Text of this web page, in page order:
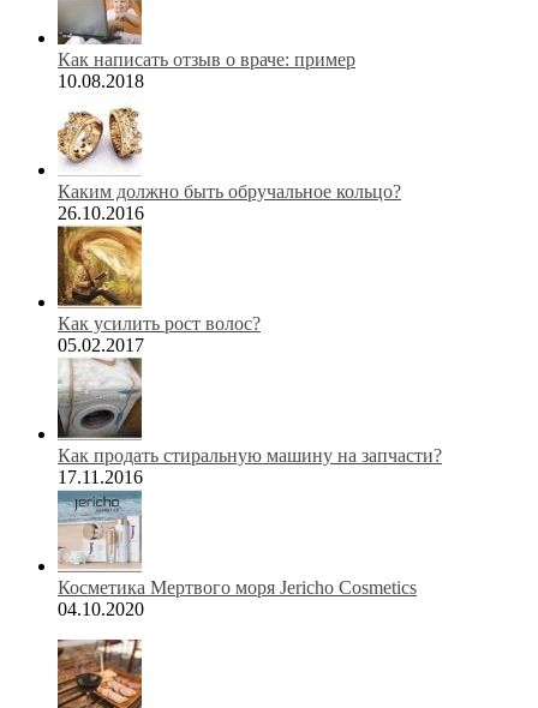
Как написать отзыв о враче: пример
10.08.2018
Каким должно быть обручальное кольцо?
26.10.2016
Как усилить рост волос?
05.02.2017
Как продать стиральную машину на запчасти?
17.11.2016
Косметика Мертвого моря Jericho Cosmetics
04.10.2020